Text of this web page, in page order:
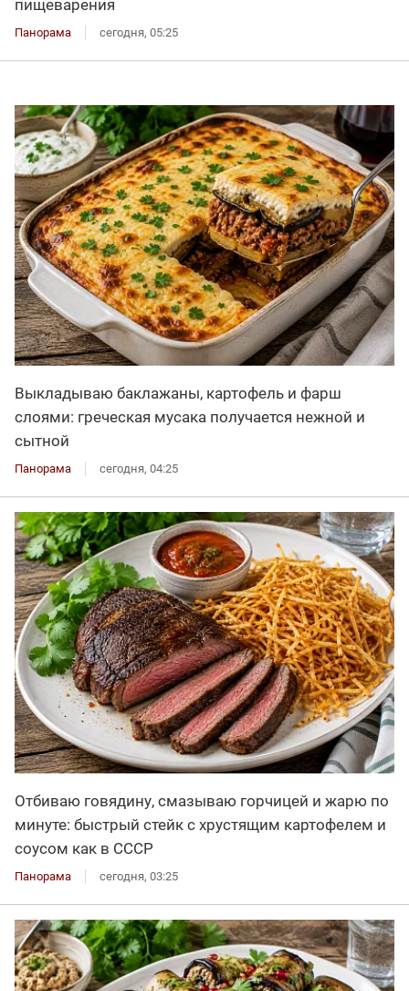
пищеварения
Панорама сегодня, 05:25
Выкладываю баклажаны, картофель и фарш
слоями: греческая мусака получается нежной и
сытной
Панорама сегодня, 04:25
Отбиваю говядину, смазываю горчицей и жарю по
минуте: быстрый стейк с хрустящим картофелем и
соусом как в СССР
Панорама сегодня, 03:25